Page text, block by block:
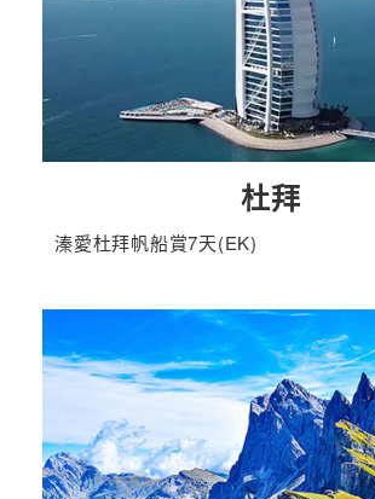
杜拜
溱愛杜拜帆船賞7天(EK)